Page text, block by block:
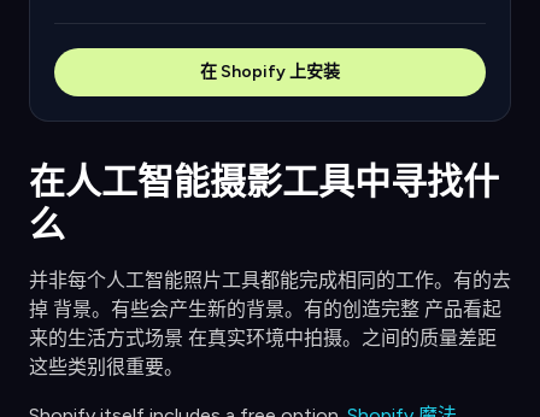
在 Shopify 上安装
在人工智能摄影工具中寻找什
么
并非每个人工智能照片工具都能完成相同的工作。有的去
掉 背景。有些会产生新的背景。有的创造完整 产品看起
来的生活方式场景 在真实环境中拍摄。之间的质量差距
这些类别很重要。